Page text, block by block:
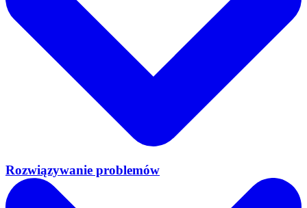
Rozwiązywanie problemów